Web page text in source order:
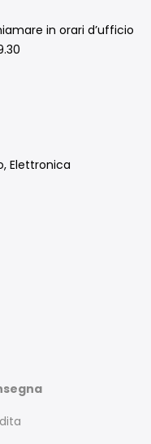
in orari d’ufficio
Elettronica